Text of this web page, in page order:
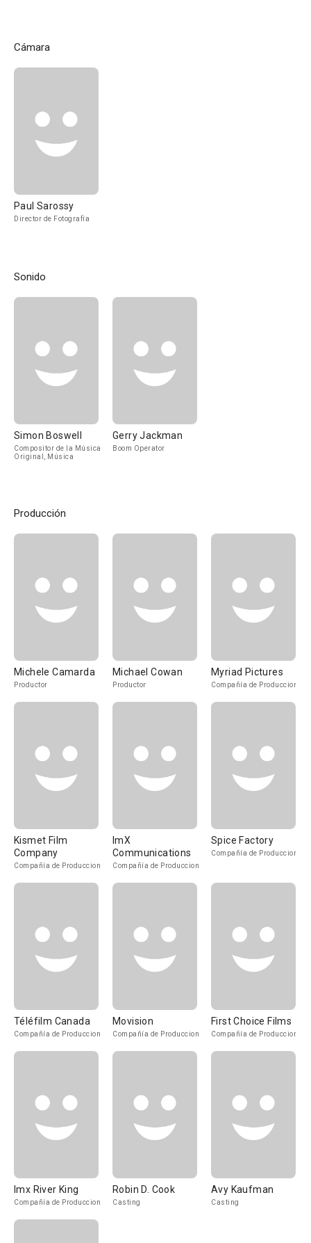
Cámara
Paul Sarossy
Director de Fotografía
Sonido
Simon Boswell
Compositor de la Música
Original, Música
Gerry Jackman
Boom Operator
Producción
Michele Camarda
Productor
Michael Cowan
Productor
Myriad Pictures
Compañía de Produccion
Kismet Film
Company
Compañía de Produccion
ImX
Communications
Compañía de Produccion
Spice Factory
Compañía de Produccion
Téléfilm Canada
Compañía de Produccion
Movision
Compañía de Produccion
First Choice Films
Compañía de Produccion
Imx River King
Compañía de Produccion
Robin D. Cook
Casting
Avy Kaufman
Casting